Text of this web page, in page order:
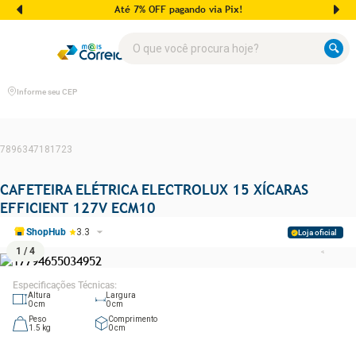
Até 7% OFF pagando via Pix!
Informe seu CEP
7896347181723
CAFETEIRA ELÉTRICA ELECTROLUX 15 XÍCARAS
EFFICIENT 127V ECM10
ShopHub 3.3 Loja oficial
1 /4
Especificações Técnicas:
Altura
0cm
Largura
0cm
Peso
1.5 kg
Comprimento
0cm